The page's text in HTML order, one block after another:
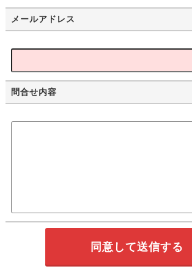
メールアドレス
問合せ内容